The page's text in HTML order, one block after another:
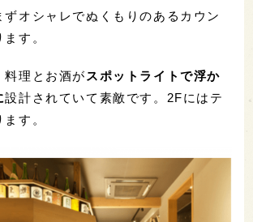
ずオシャレでぬくもりのあるカウン
す。
料理とお酒が スポットライトで浮か
設計されていて素敵です。2Fにはテ
す。